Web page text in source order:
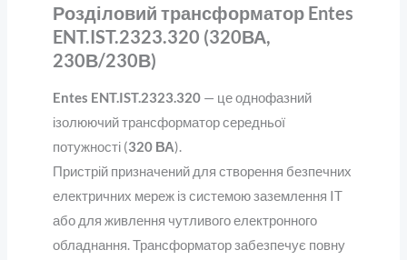
Розділовий трансформатор Entes
ENT.IST.2323.320 (320ВА,
230В/230В)
Entes ENT.IST.2323.320— це однофазний
ізолюючий трансформатор середньої
потужності (320 ВА).
Пристрій призначений для створення безпечних
електричних мереж із системою заземлення IT
або для живлення чутливого електронного
обладнання. Трансформатор забезпечує повну